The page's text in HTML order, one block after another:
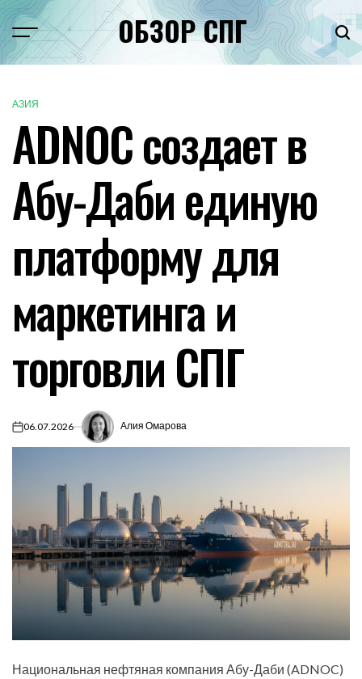
Перейти
к
содержимому
Меню ОБЗОР СПГ
ОПУБЛИКОВАНО
АЗИЯ
ADNOC создает в
Абу-Даби единую
платформу для
маркетинга и
торговли СПГ
on06.07.2026 Алия Омарова
Национальная нефтяная компания Абу-Даби (ADNOC)